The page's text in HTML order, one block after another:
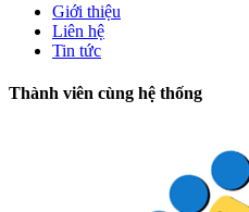
Giới thiệu
Liên hệ
Tin tức
Thành viên cùng hệ thống